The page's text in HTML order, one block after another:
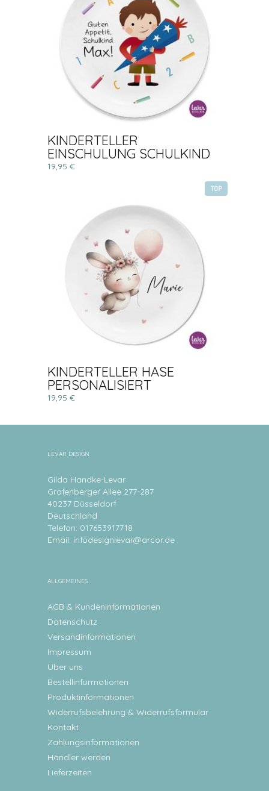
KINDERTELLER
EINSCHULUNG SCHULKIND
19,95 €
TOP
KINDERTELLER HASE
PERSONALISIERT
19,95 €
LEVAR DESIGN
Gilda Handke-Levar
Grafenberger Allee 277-287
40237 Düsseldorf
Deutschland
Telefon: 017653917718
Email: infodesignlevar@arcor.de
ALLGEMEINES
AGB & Kundeninformationen
Datenschutz
Versandinformationen
Impressum
Über uns
Bestellinformationen
Produktinformationen
Widerrufsbelehrung & Widerrufsformular
Kontakt
Zahlungsinformationen
Händler werden
Lieferzeiten